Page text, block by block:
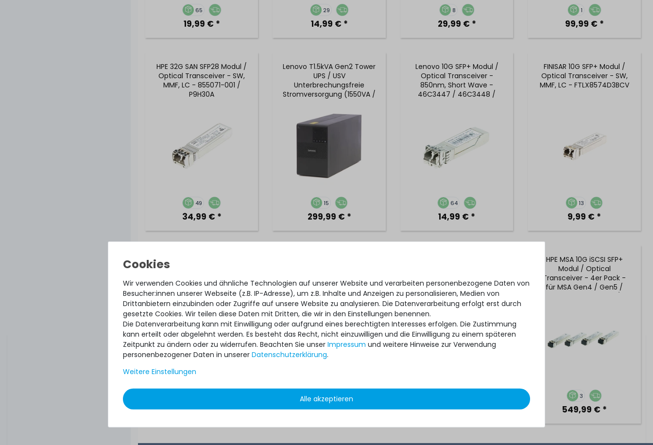
65
19,99 € *
29
14,99 € *
8
29,99 € *
1
99,99 € *
HPE 32G SAN SFP28 Modul /
Optical Transceiver - SW,
MMF, LC - 855071-001 /
P9H30A
49
34,99 € *
Lenovo T1.5kVA Gen2 Tower
UPS / USV
Unterbrechungsfreie
Stromversorgung (1550VA /
15
299,99 € *
Lenovo 10G SFP+ Modul /
Optical Transceiver -
850nm, Short Wave -
46C3447 / 46C3448 /
64
14,99 € *
FINISAR 10G SFP+ Modul /
Optical Transceiver - SW,
MMF, LC - FTLX8574D3BCV
13
9,99 € *
DELL PowerConnect RPS720
1U Rack Redundant Power
Supply - 720 Watt
79,99 € *
Optical Transceiver - SW,
MMF, LC - 01KP582 /
4M17A13527
6
129,99 € *
Switch mit 48x 10G RJ45 &
4x 40G QSFP+ Slots
599,99 € *
HPE MSA 10G iSCSI SFP+
Modul / Optical
Transceiver - 4er Pack -
für MSA Gen4 / Gen5 /
3
549,99 € *
Wir verwenden Cookies und ähnliche Technologien auf unserer Website und verarbeiten personenbezogene Daten von
Besucher:innen unserer Webseite (z.B. IP-Adresse), um z.B. Inhalte und Anzeigen zu personalisieren, Medien von
Drittanbietern einzubinden oder Zugriffe auf unsere Website zu analysieren. Die Datenverarbeitung erfolgt erst durch
gesetzte Cookies. Wir teilen diese Daten mit Dritten, die wir in den Einstellungen benennen.
Die Datenverarbeitung kann mit Einwilligung oder aufgrund eines berechtigten Interesses erfolgen. Die Zustimmung
kann erteilt oder abgelehnt werden. Es besteht das Recht, nicht einzuwilligen und die Einwilligung zu einem späteren
Zeitpunkt zu ändern oder zu widerrufen. Beachten Sie unser Impressum und weitere Hinweise zur Verwendung
personenbezogener Daten in unserer Daten­schutz­erklärung.
Weitere Einstellungen
Alle akzeptieren